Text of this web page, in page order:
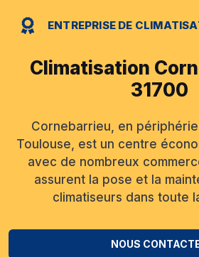
ENTREPRISE DE
Climatisation
31700
Cornebarrieu, en
Toulouse, est un centre
avec de nombreux
assurent la pose et la
climatiseurs dans toute
NOUS